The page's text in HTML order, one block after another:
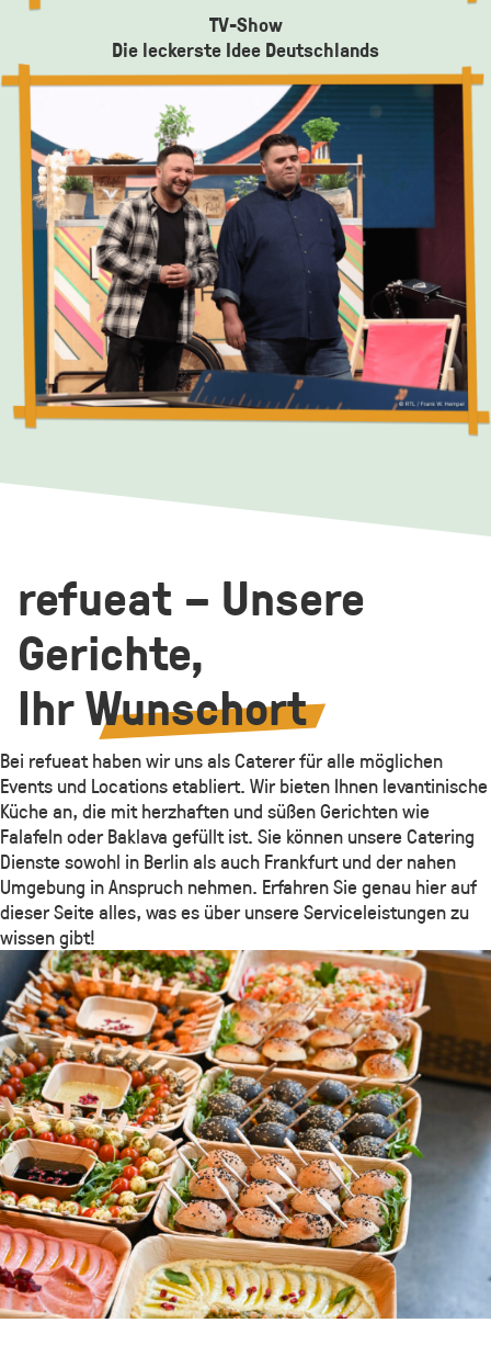
TV-Show
Die leckerste Idee Deutschlands
refueat – Unsere
Gerichte,
IhrWunschort
Bei refueat haben wir uns als Caterer für alle möglichen
Events und Locations etabliert. Wir bieten Ihnen levantinische
Küche an, die mit herzhaften und süßen Gerichten wie
Falafeln oder Baklava gefüllt ist. Sie können unsere Catering
Dienste sowohl in Berlin als auch Frankfurt und der nahen
Umgebung in Anspruch nehmen. Erfahren Sie genau hier auf
dieser Seite alles, was es über unsere Serviceleistungen zu
wissen gibt!